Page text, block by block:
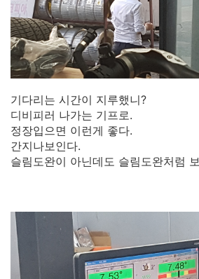
기다리는 시간이 지루했니?
디비피러 나가는 기프로.
정장입으면 이런게 좋다.
간지나보인다.
슬림도완이 아닌데도 슬림도완처럼